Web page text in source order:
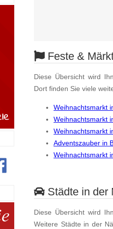
Feste &
Diese Übersicht wird
Dort finden Sie viele
Weihnachtsmarkt
Weihnachtsmarkt
Weihnachtsmarkt
Adventszauber in
Weihnachtsmarkt
Städte in der
Diese Übersicht wird
Weitere Städte in der